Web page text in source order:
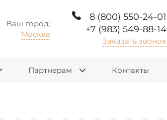
Ваш город:
Москва
8 (800) 550-24-01
+7 (983) 549-88-14
Заказать звонок
Партнерам Контакты